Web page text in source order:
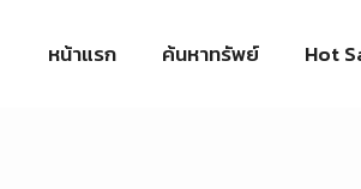
หน้าแรก ค้นหาทรัพย์ Hot